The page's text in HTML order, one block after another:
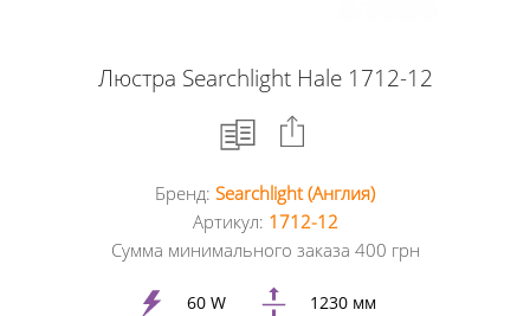
Люстра Searchlight Hale 1712-12
Facebook
Бренд: Searchlight (Англия)
Артикул: 1712-12
Сумма минимального заказа 400 грн
60 W 1230 мм